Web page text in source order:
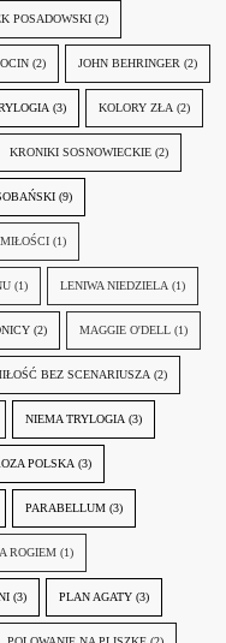
POSADOWSKI (2)
(2) JOHN BEHRINGER (2)
(3) KOLORY ZŁA (2)
KRONIKI SOSNOWIECKIE (2)
(9)
(1)
(1) LENIWA NIEDZIELA (1)
(2) MAGGIE O'DELL (1)
BEZ SCENARIUSZA (2)
NIEMA TRYLOGIA (3)
POLSKA (3)
PARABELLUM (3)
ROGIEM (1)
(3) PLAN AGATY (3)